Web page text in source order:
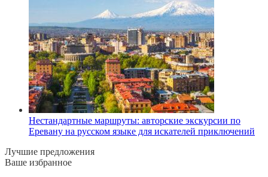
Нестандартные маршруты: авторские экскурсии по
Еревану на русском языке для искателей приключений
Лучшие предложения
Ваше избранное